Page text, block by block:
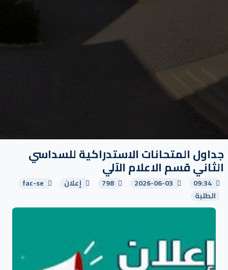
جداول المتحانات الاستدراكية للسداسي
الثاني قسم الاعلام الآلي
09:34
2026-06-03
798 إعلان
fac-se
الطلبة